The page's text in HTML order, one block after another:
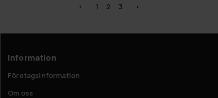
< 1 2 3 >
Information
Företagsinformation
Om oss